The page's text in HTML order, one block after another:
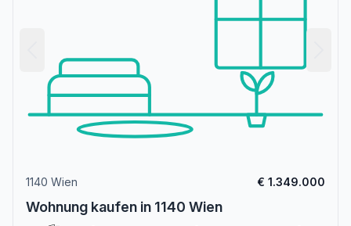
1140 Wien € 1.349.000
Wohnung kaufen in 1140 Wien